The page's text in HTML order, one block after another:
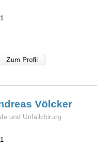
Zum Profil
Völcker
und Unfallchirurg